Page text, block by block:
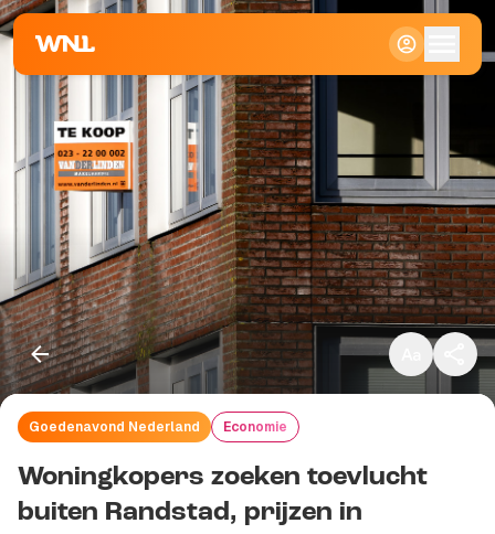
Klein
Standaard
Groot
Goedenavond Nederland Economie
Woningkopers zoeken toevlucht
buiten Randstad, prijzen in